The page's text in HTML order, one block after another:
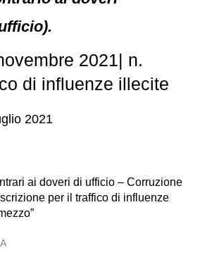
2021| n.
di influenze illecite
2021
ai doveri di ufficio – Corruzione
per il traffico di influenze